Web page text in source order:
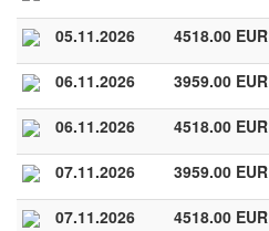
05.11.2026 4518.00 EUR
06.11.2026 3959.00 EUR
06.11.2026 4518.00 EUR
07.11.2026 3959.00 EUR
07.11.2026 4518.00 EUR